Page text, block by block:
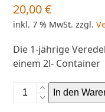
20,00€
inkl. 7 % MwSt. zzgl.
Die 1-jährige
einem 2l- Container
Pflaume
'Madeleine
In den